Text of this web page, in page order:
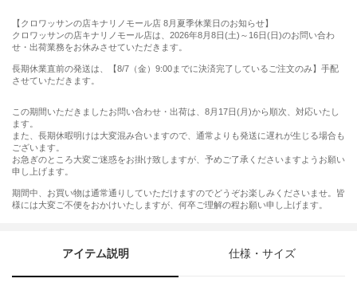
【クロワッサンの店キナリノモール店 8月夏季休業日のお知らせ】
クロワッサンの店キナリノモール店は、2026年8月8日(土)～16日(日)のお問い合わ
せ・出荷業務をお休みさせていただきます。
長期休業直前の発送は、【8/7（金）9:00までに決済完了しているご注文のみ】手配
させていただきます。
この期間いただきましたお問い合わせ・出荷は、8月17日(月)から順次、対応いたし
ます。
また、長期休暇明けは大変混み合いますので、通常よりも発送に遅れが生じる場合も
ございます。
お急ぎのところ大変ご迷惑をお掛け致しますが、予めご了承くださいますようお願い
申し上げます。
期間中、お買い物は通常通りしていただけますのでどうぞお楽しみくださいませ。皆
様には大変ご不便をおかけいたしますが、何卒ご理解の程お願い申し上げます。
アイテム説明 仕様・サイズ